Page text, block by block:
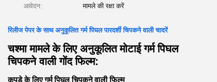
आवेदन: मामले की रक्षा करें
रिलीज पेपर के साथ अनुकूलित गर्म पिघल पारदर्शी चिपकने वाली चादरें
चश्मा मामले के लिए अनुकूलित मोटाई गर्म पिघल
चिपकने वाली गोंद फिल्म:
कपड़े के लिए गर्म पिघल चिपकने वाली फिल्म